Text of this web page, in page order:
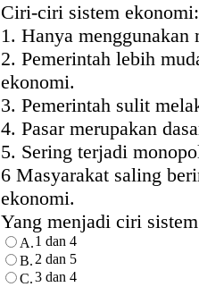
Ciri-ciri sistem ekonomi:
1. Hanya
2. Pemerintah lebih
ekonomi.
3. Pemerintah sulit
4. Pasar merupakan
5. Sering terjadi
6 Masyarakat saling
ekonomi.
Yang menjadi ciri
A.1 dan 4
B. 2 dan 5
C.3 dan 4